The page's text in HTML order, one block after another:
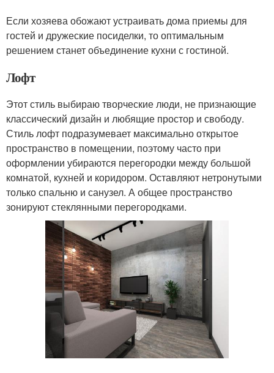
Если хозяева обожают устраивать дома приемы для
гостей и дружеские посиделки, то оптимальным
решением станет объединение кухни с гостиной.
Лофт
Этот стиль выбираю творческие люди, не признающие
классический дизайн и любящие простор и свободу.
Стиль лофт подразумевает максимально открытое
пространство в помещении, поэтому часто при
оформлении убираются перегородки между большой
комнатой, кухней и коридором. Оставляют нетронутыми
только спальню и санузел. А общее пространство
зонируют стеклянными перегородками.